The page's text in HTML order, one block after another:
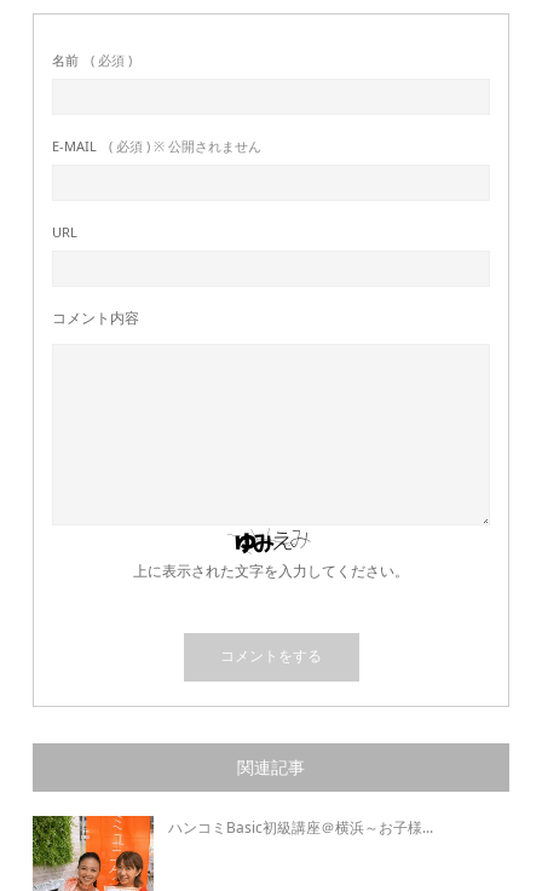
名前 ( 必須 )
E-MAIL ( 必須 ) ※ 公開されません
URL
コメント内容
上に表示された文字を入力してください。
関連記事
ハンコミBasic初級講座＠横浜～お子様...